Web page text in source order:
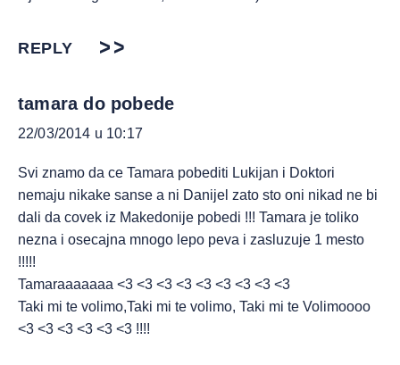
REPLY
tamara do pobede
22/03/2014 u 10:17
Svi znamo da ce Tamara pobediti Lukijan i Doktori
nemaju nikake sanse a ni Danijel zato sto oni nikad ne bi
dali da covek iz Makedonije pobedi !!! Tamara je toliko
nezna i osecajna mnogo lepo peva i zasluzuje 1 mesto
!!!!!
Tamaraaaaaaa <3 <3 <3 <3 <3 <3 <3 <3 <3
Taki mi te volimo,Taki mi te volimo, Taki mi te Volimoooo
<3 <3 <3 <3 <3 <3 !!!!